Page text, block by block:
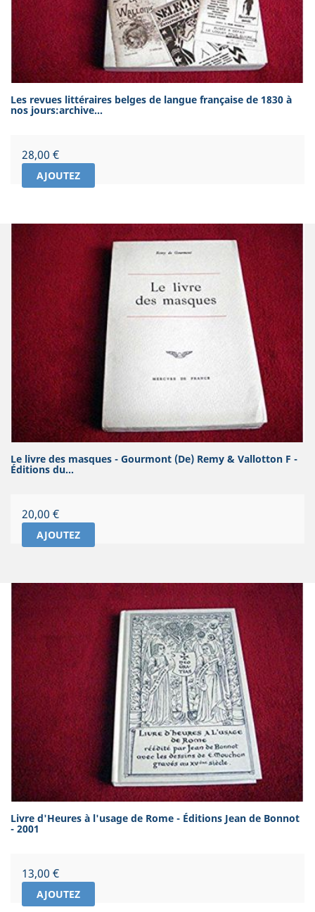
Les revues littéraires belges de langue française de 1830 à
nos jours:archive...
Prix
28,00 €
AJOUTEZ
Le livre des masques - Gourmont (De) Remy & Vallotton F -
Éditions du...
Prix
20,00 €
AJOUTEZ
Livre d'Heures à l'usage de Rome - Éditions Jean de Bonnot
- 2001
Prix
13,00 €
AJOUTEZ